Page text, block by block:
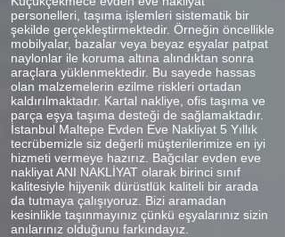
personelleri, taşıma işlemleri sistematik bir
şekilde gerçekleştirmektedir. Örneğin öncellikle
mobilyalar, bazalar veya beyaz eşyalar patpat
naylonlar ile koruma altına alındıktan sonra
araçlara yüklenmektedir. Bu sayede hassas
olan malzemelerin ezilme riskleri ortadan
kaldırılmaktadır. Kartal nakliye, ofis taşıma ve
parça eşya taşıma desteği de sağlamaktadır.
İstanbul Maltepe Evden Eve Nakliyat 5 Yıllık
tecrübemizle siz değerli müşterilerimize en iyi
hizmeti vermeye hazırız. Bağcılar evden eve
nakliyat ANI NAKLİYAT olarak birinci sınıf
kalitesiyle hijyenik dürüstlük kaliteli bir arada
da tutmaya çalışıyoruz. Bizi aramadan
kesinlikle taşınmayınız çünkü eşyalarınız sizin
anılarınız olduğunu farkındayız.